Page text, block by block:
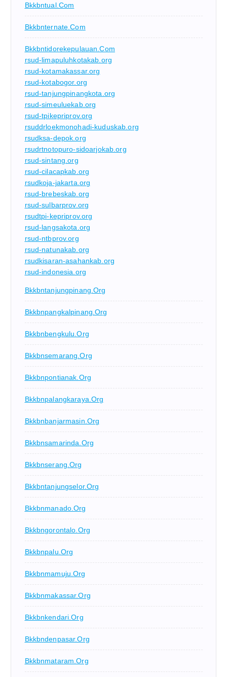
Bkkbntual.com
Bkkbnternate.com
Bkkbntidorekepulauan.com
rsud-limapuluhkotakab.org
rsud-kotamakassar.org
rsud-kotabogor.org
rsud-tanjungpinangkota.org
rsud-simeuluekab.org
rsud-tpikepriprov.org
rsuddrloekmonohadi-kuduskab.org
rsudksa-depok.org
rsudrtnotopuro-sidoarjokab.org
rsud-sintang.org
rsud-cilacapkab.org
rsudkoja-jakarta.org
rsud-brebeskab.org
rsud-sulbarprov.org
rsudtpi-kepriprov.org
rsud-langsakota.org
rsud-ntbprov.org
rsud-natunakab.org
rsudkisaran-asahankab.org
rsud-indonesia.org
Bkkbntanjungpinang.org
Bkkbnpangkalpinang.org
Bkkbnbengkulu.org
Bkkbnsemarang.org
Bkkbnpontianak.org
Bkkbnpalangkaraya.org
Bkkbnbanjarmasin.org
Bkkbnsamarinda.org
Bkkbnserang.org
Bkkbntanjungselor.org
Bkkbnmanado.org
Bkkbngorontalo.org
Bkkbnpalu.org
Bkkbnmamuju.org
Bkkbnmakassar.org
Bkkbnkendari.org
Bkkbndenpasar.org
Bkkbnmataram.org